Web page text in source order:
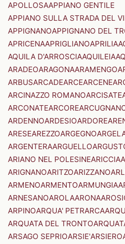
APOLLOSAAPPIANO GENTILE
APPIANO SULLA STRADA DEL
APPIGNANOAPPIGNANO DEL
APRICENAAPRIGLIANOAPRILIA
AQUILA D'ARROSCIAAQUILEIA
ARADEOARAGONAARAMENGO
ARBUSARCADEARCEARCENE
ARCINAZZO ROMANOARCISATE
ARCONATEARCORE
ARDENNOARDESIOARDORE
ARESEAREZZOARGEGNO
ARGENTERAARGUELLO
ARIANO NEL POLESINEARICCIA
ARIGNANOARITZOARIZZANO
ARMENOARMENTOARMUNGIA
ARNESANOAROLAARONA
ARPINOARQUA' PETRARCA
ARQUATA DEL TRONTO
ARSAGO SEPRIOARSIE'ARSIERO